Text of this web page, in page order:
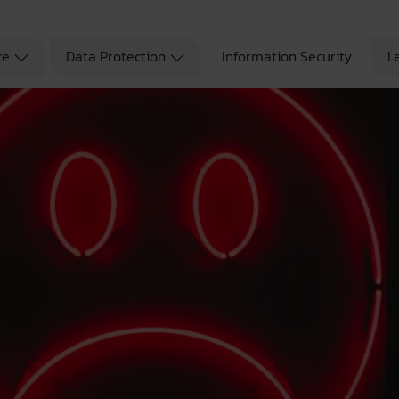
Data Protection Information Security